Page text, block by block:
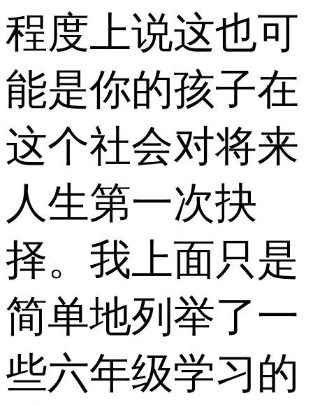
程度上说这也可
能是你的孩子在
这个社会对将来
人生第一次抉
择。我上面只是
简单地列举了一
些六年级学习的